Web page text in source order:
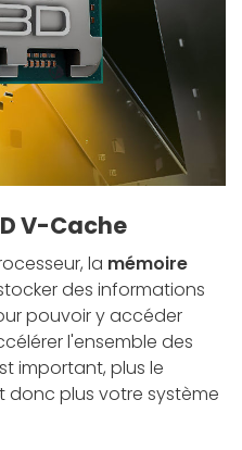
V-Cache
la mémoire
des informations
pouvoir y accéder
l'ensemble des
important, plus le
donc plus votre système